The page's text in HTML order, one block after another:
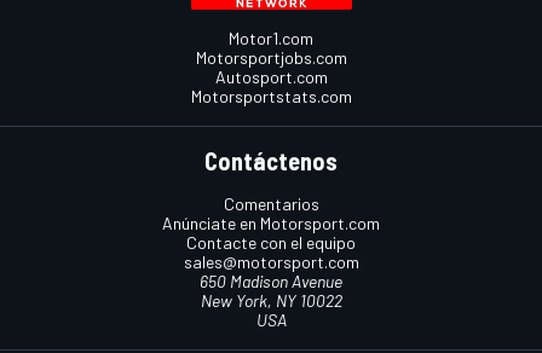
Motor1.com
Motorsportjobs.com
Autosport.com
Motorsportstats.com
Contáctenos
Comentarios
Anúnciate en Motorsport.com
Contacte con el equipo
sales@motorsport.com
650 Madison Avenue
New York, NY 10022
USA